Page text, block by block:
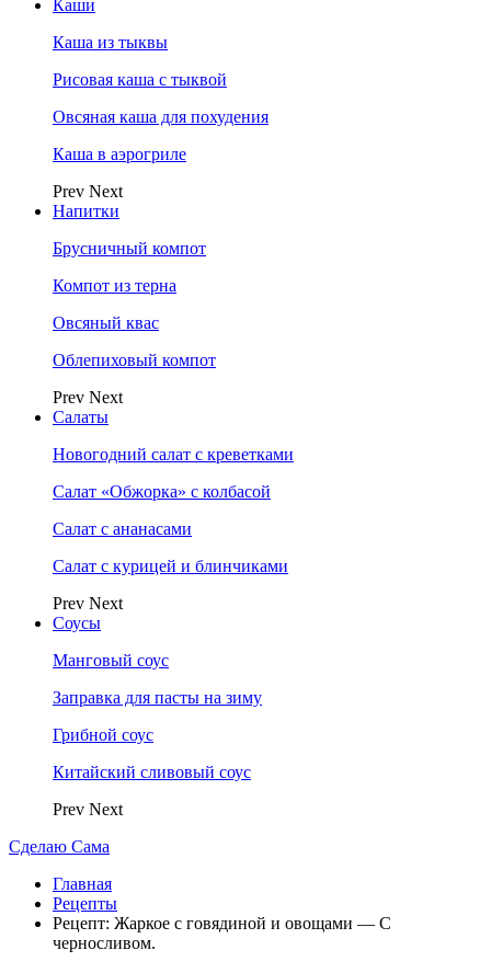
Каши
Каша из тыквы
Рисовая каша с тыквой
Овсяная каша для похудения
Каша в аэрогриле
Prev Next
Напитки
Брусничный компот
Компот из терна
Овсяный квас
Облепиховый компот
Prev Next
Салаты
Новогодний салат с креветками
Салат «Обжорка» с колбасой
Салат с ананасами
Салат с курицей и блинчиками
Prev Next
Соусы
Манговый соус
Заправка для пасты на зиму
Грибной соус
Китайский сливовый соус
Prev Next
Сделаю Сама
Главная
Рецепты
Рецепт: Жаркое с говядиной и овощами — С
черносливом.